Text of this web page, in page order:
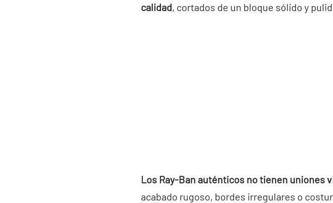
calidad, cortados de un bloque sólido y
Los Ray-Ban auténticos no tienen uniones
acabado rugoso, bordes irregulares o